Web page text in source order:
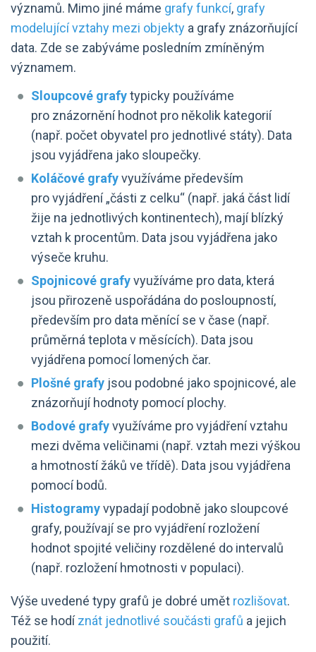
významů. Mimo jiné máme grafy funkcí, grafy
modelující vztahy mezi objekty a grafy znázorňující
data. Zde se zabýváme posledním zmíněným
významem.
Sloupcové grafytypicky používáme
pro znázornění hodnot pro několik kategorií
(např. počet obyvatel pro jednotlivé státy). Data
jsou vyjádřena jako sloupečky.
Koláčové grafyvyužíváme především
pro vyjádření „části z celku“ (např. jaká část lidí
žije na jednotlivých kontinentech), mají blízký
vztah k procentům. Data jsou vyjádřena jako
výseče kruhu.
Spojnicové grafyvyužíváme pro data, která
jsou přirozeně uspořádána do posloupností,
především pro data měnící se v čase (např.
průměrná teplota v měsících). Data jsou
vyjádřena pomocí lomených čar.
Plošné grafy jsou podobné jako spojnicové, ale
znázorňují hodnoty pomocí plochy.
Bodové grafyvyužíváme pro vyjádření vztahu
mezi dvěma veličinami (např. vztah mezi výškou
a hmotností žáků ve třídě). Data jsou vyjádřena
pomocí bodů.
Histogramyvypadají podobně jako sloupcové
grafy, používají se pro vyjádření rozložení
hodnot spojité veličiny rozdělené do intervalů
(např. rozložení hmotnosti v populaci).
Výše uvedené typy grafů je dobré umět rozlišovat.
Též se hodíznát jednotlivé součásti grafů a jejich
použití.